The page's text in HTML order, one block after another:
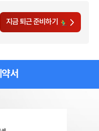
지금 퇴근 준비하기
서